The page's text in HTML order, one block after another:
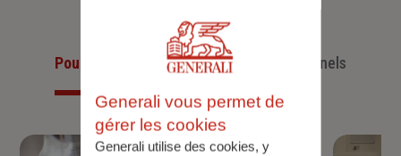
Pour les particuliersPour les professionnels
Generali vous permet de
gérer les cookies
Generali utilise des cookies, y